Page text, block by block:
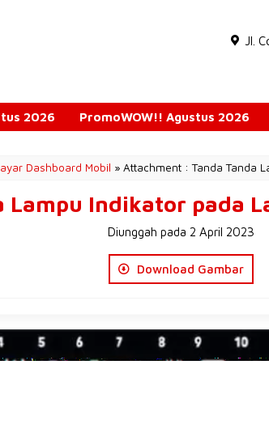
Jl.
2026 PromoWOW!! Agustus 2026
Dashboard Mobil » Attachment : Tanda Tanda
Lampu Indikator pada
Diunggah pada 2 April 2023
Download Gambar